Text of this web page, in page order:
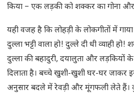
किया – एक लड़की को शक्कर का गोना और
यही वजह है कि लोहड़ी के लोकगीतों में
दुल्ला भट्टी वाला हो! दुल्ले दी धी व्याही
दुल्ला की बहादुरी, दयालुता और लड़कियों के
दिलाता है। बच्चे खुशी-खुशी घर-घर जाकर
अनुसार बदले में रेवड़ी और मूंगफली लेते हैं।